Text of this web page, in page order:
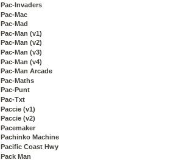
Pac-Invaders
Pac-Mac
Pac-Mad
Pac-Man (v1)
Pac-Man (v2)
Pac-Man (v3)
Pac-Man (v4)
Pac-Man Arcade
Pac-Maths
Pac-Punt
Pac-Txt
Paccie (v1)
Paccie (v2)
Pacemaker
Pachinko Machine
Pacific Coast Hwy
Pack Man